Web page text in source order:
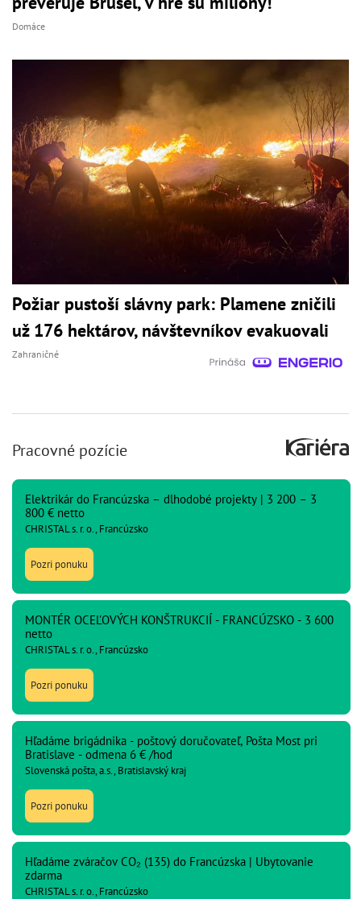
Domáce
Požiar pustoší slávny park: Plamene zničili
už 176 hektárov, návštevníkov evakuovali
Zahraničné
Pracovné pozície
Elektrikár do Francúzska – dlhodobé projekty | 3 200 – 3
800 € netto
CHRISTAL s. r. o., Francúzsko
Pozri ponuku
MONTÉR OCEĽOVÝCH KONŠTRUKCIÍ - FRANCÚZSKO - 3 600
netto
CHRISTAL s. r. o., Francúzsko
Pozri ponuku
Hľadáme brigádnika - poštový doručovateľ, Pošta Most pri
Bratislave - odmena 6 € /hod
Slovenská pošta, a.s., Bratislavský kraj
Pozri ponuku
Hľadáme zváračov CO₂ (135) do Francúzska | Ubytovanie
zdarma
CHRISTAL s. r. o., Francúzsko